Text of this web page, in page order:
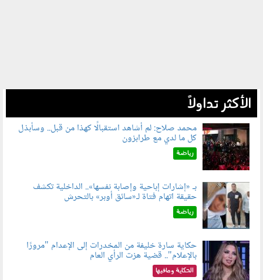
الأكثر تداولاً
060802.jpg
محمد صلاح: لم أشاهد استقبالًا كهذا من قبل.. وسأبذل
كل ما لدي مع طرابزون
رياضة
060804.jpg
بـ «إشارات إباحية وإصابة نفسها».. الداخلية تكشف
حقيقة اتهام فتاة لـ«سائق أوبر» بالتحرش
رياضة
060801.jpeg
حكاية سارة خليفة من المخدرات إلى الإعدام "مرورًا
بالإعلام".. قضية هزت الرأي العام
الحكاية ومافيها